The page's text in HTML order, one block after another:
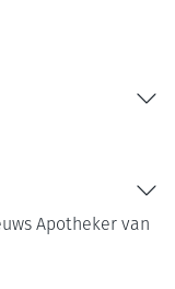
Apotheker van